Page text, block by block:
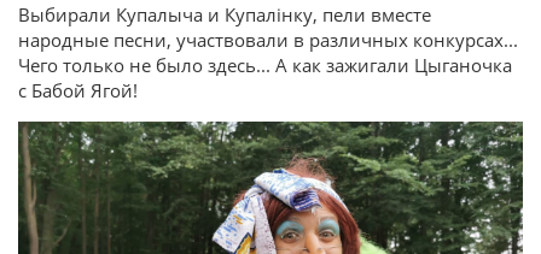
Выбирали Купалыча и Купалінку, пели вместе
народные песни, участвовали в различных конкурсах...
Чего только не было здесь... А как зажигали Цыганочка
с Бабой Ягой!